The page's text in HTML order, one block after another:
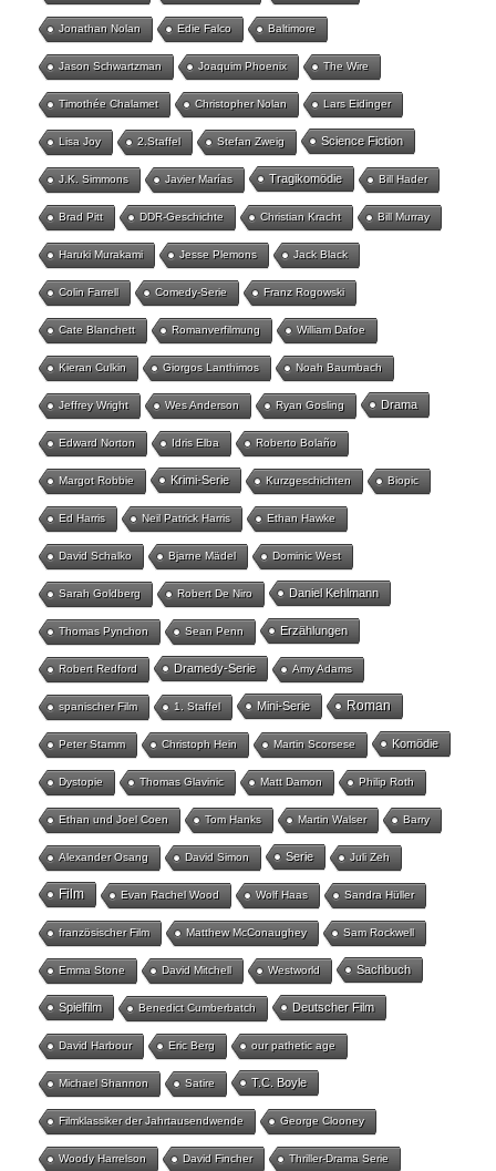
Jonathan Nolan Edie Falco Baltimore
Jason Schwartzman Joaquim Phoenix The Wire
Timothée Chalamet Christopher Nolan Lars Eidinger
Lisa Joy 2.Staffel Stefan Zweig Science Fiction
J.K. Simmons Javier Marías Tragikomödie Bill Hader
Brad Pitt DDR-Geschichte Christian Kracht Bill Murray
Haruki Murakami Jesse Plemons Jack Black
Colin Farrell Comedy-Serie Franz Rogowski
Cate Blanchett Romanverfilmung William Dafoe
Kieran Culkin Giorgos Lanthimos Noah Baumbach
Jeffrey Wright Wes Anderson Ryan Gosling Drama
Edward Norton Idris Elba Roberto Bolaño
Margot Robbie Krimi-Serie Kurzgeschichten Biopic
Ed Harris Neil Patrick Harris Ethan Hawke
David Schalko Bjarne Mädel Dominic West
Sarah Goldberg Robert De Niro Daniel Kehlmann
Thomas Pynchon Sean Penn Erzählungen
Robert Redford Dramedy-Serie Amy Adams
spanischer Film 1. Staffel Mini-Serie Roman
Peter Stamm Christoph Hein Martin Scorsese Komödie
Dystopie Thomas Glavinic Matt Damon Philip Roth
Ethan und Joel Coen Tom Hanks Martin Walser Barry
Alexander Osang David Simon Serie Juli Zeh
Film Evan Rachel Wood Wolf Haas Sandra Hüller
französischer Film Matthew McConaughey Sam Rockwell
Emma Stone David Mitchell Westworld Sachbuch
Spielfilm Benedict Cumberbatch Deutscher Film
David Harbour Eric Berg our pathetic age
Michael Shannon Satire T.C. Boyle
Filmklassiker der Jahrtausendwende George Clooney
Woody Harrelson David Fincher Thriller-Drama Serie